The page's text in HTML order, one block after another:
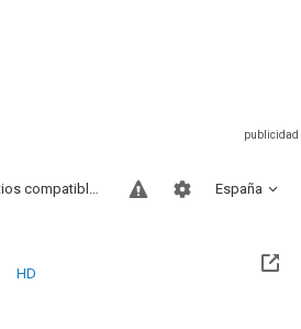
España
Sitios compatibles
A partir del Jue, 31 Dic 2026 (En 4 meses)
HD